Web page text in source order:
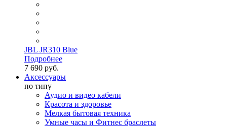
JBL JR310 Blue
Подробнее
7 690 руб.
Аксессуары
по типу
Аудио и видео кабели
Красота и здоровье
Мелкая бытовая техника
Умные часы и Фитнес браслеты